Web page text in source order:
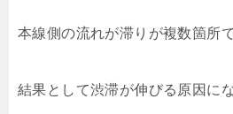
本線側の流れが滞りが複数箇所で
結果として渋滞が伸びる原因にな